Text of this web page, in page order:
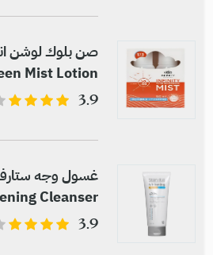
Mist Lotion)
3.9
Cleanser)
3.9